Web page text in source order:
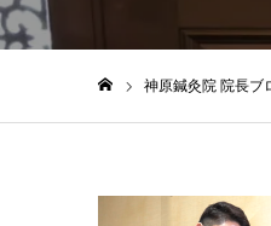
神原鍼灸院 院長ブ